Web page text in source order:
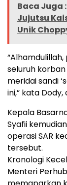
Baca Juga :
Jujutsu
Unik
seluruh
meridai sandi
ini,” kata
Kepala
Syafii
operasi SAR
tersebut.
Kronologi
Menteri